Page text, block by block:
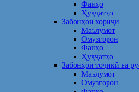
Фанҳо
Ҳуҷҷатҳо
Забонҳои хориҷӣ
Маълумот
Омузгорон
Фанҳо
Ҳуҷҷатҳо
Забонҳои тоҷикӣ ва
Маълумот
Омузгорон